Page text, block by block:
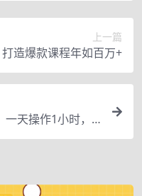
上一篇
造爆款课程年如百万+
天操作1小时，